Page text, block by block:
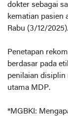
dokter sebagai
kematian pasien
Rabu (3/12/2025).
Penetapan
berdasar pada
penilaian disiplin
utama MDP.
*MGBKI: